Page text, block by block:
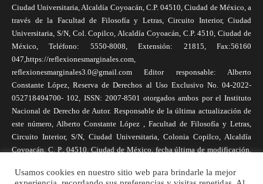
Ciudad Universitaria, Alcaldía Coyoacán, C.P. 04510, Ciudad de México, a
través de la Facultad de Filosofía y Letras, Circuito Interior, Ciudad
Universitaria, S/N, Col. Copilco, Alcaldía Coyoacán, C.P. 4510, Ciudad de
México, Teléfono: 5550-8008, Extensión: 21815, Fax:56160
047,https://reflexionesmarginales.com,
reflexionesmarginales3.0@gmail.com Editor responsable: Alberto
Constante López, Reserva de Derechos al Uso Exclusivo No. 04-2022-
052718494700- 102, ISSN: 2007-8501 otorgados ambos por el Instituto
Nacional de Derecho de Autor. Responsable de la última actualización de
este número, Alberto Constante López , Facultad de Filosofía y Letras,
Circuito Interior, S/N, Ciudad Universitaria, Colonia Copilco, Alcaldía
Coyoacán, C. P., 04510, Ciudad de México, fecha última de modificación,
necesariamente reflejan la postura de la revista, ni de Universidad Nacional
Usamos cookies en nuestro sitio web para brindarle la mejor